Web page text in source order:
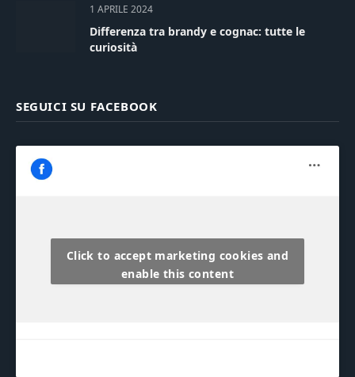
1 APRILE 2024
Differenza tra brandy e cognac: tutte le
curiosità
SEGUICI SU FACEBOOK
Click to accept marketing cookies and
enable this content